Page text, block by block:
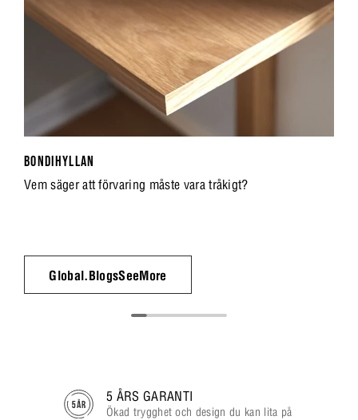
BONDIHYLLAN
Vem säger att förvaring måste vara tråkigt?
Global.BlogsSeeMore
5 ÅRS GARANTI
Ökad trygghet och design du kan lita på